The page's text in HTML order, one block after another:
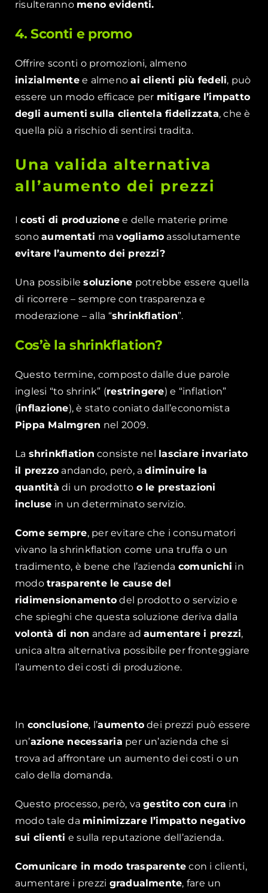
risulteranno meno evidenti.
4. Sconti e promo
Offrire sconti o promozioni, almeno
inizialmentee almenoai clienti più fedeli, può
essere un modo efficace per mitigare l’impatto
degli aumenti sulla clientela fidelizzata, che è
quella più a rischio di sentirsi tradita.
Una valida alternativa
all’aumento dei prezzi
Icosti di produzione e delle materie prime
sonoaumentati mavogliamo assolutamente
evitare l’aumento dei prezzi?
Una possibilesoluzione potrebbe essere quella
di ricorrere – sempre con trasparenza e
moderazione – alla “shrinkflation”.
Cos’è la shrinkflation?
Questo termine, composto dalle due parole
inglesi “to shrink” (restringere) e “inflation”
(inflazione), è stato coniato dall’economista
Pippa Malmgren nel 2009.
La shrinkflation consiste nel lasciare invariato
il prezzo andando, però, adiminuire la
quantità di un prodotto o le prestazioni
incluse in un determinato servizio.
Come sempre, per evitare che i consumatori
vivano la shrinkflation come una truffa o un
tradimento, è bene che l’azienda comunichi in
modotrasparente le cause del
ridimensionamento del prodotto o servizio e
che spieghi che questa soluzione deriva dalla
volontà di non andare ad aumentare i prezzi,
unica altra alternativa possibile per fronteggiare
l’aumento dei costi di produzione.
In conclusione, l’aumento dei prezzi può essere
un’azione necessaria per un’azienda che si
trova ad affrontare un aumento dei costi o un
calo della domanda.
Questo processo, però, vagestito con cura in
modo tale da minimizzare l’impatto negativo
sui clienti e sulla reputazione dell’azienda.
Comunicare in modo trasparente con i clienti,
aumentare i prezzi gradualmente, fare un